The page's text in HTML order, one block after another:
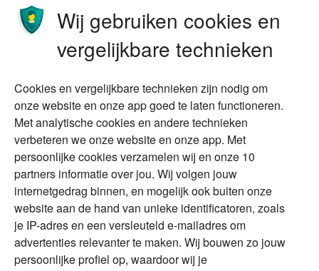
Ondernemen
Stoppen met werken
Wonen
Nalatenschap
Schenken
Duurzaam
Vermogensplanning
Tweede huis in
buitenland
DGA
Erfenis
Over Financial Focus
Specialisten
Financial Focus
magazine
The Exit Years
Contact
Wij gebruiken cookies en
vergelijkbare technieken
Cookies en vergelijkbare technieken zijn nodig om
onze website en onze app goed te laten functioneren.
Met analytische cookies en andere technieken
verbeteren we onze website en onze app. Met
persoonlijke cookies verzamelen wij en onze 10
partners informatie over jou. Wij volgen jouw
internetgedrag binnen, en mogelijk ook buiten onze
website aan de hand van unieke identificatoren, zoals
je IP-adres en een versleuteld e-mailadres om
advertenties relevanter te maken. Wij bouwen zo jouw
persoonlijke profiel op, waardoor wij je